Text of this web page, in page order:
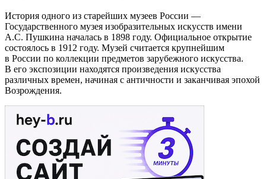
История одного из старейших музеев России —
Государственного музея изобразительных искусств имени
А.С. Пушкина началась в 1898 году. Официальное открытие
состоялось в 1912 году. Музей считается крупнейшим
в России по коллекции предметов зарубежного искусства.
В его экспозиции находятся произведения искусства
различных времен, начиная с античности и заканчивая эпохой
Возрождения.